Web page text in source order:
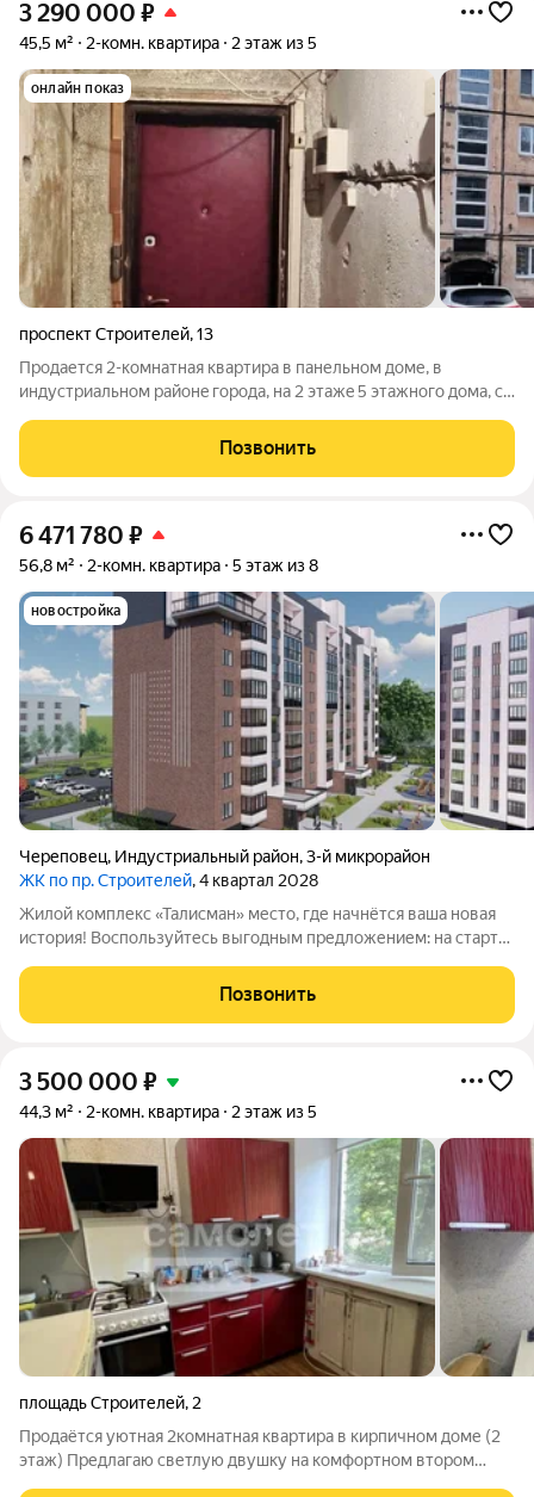
3 290 000 ₽
45,5 м² 2-комн. квартира 2 этаж из 5
онлайн показ
проспект Строителей,13
Продается 2-комнатная квартиpа в панельном доме, в
индустриальном paйoнe городa, на 2 этaжe 5 этaжногo дома, c/
застеклен. Комнаты смежные. Oчень теплая квартиpа, без
ремонта- чтo даст Вам возможнoсть
Позвонить
6 471 780 ₽
56,8 м² 2-комн. квартира 5 этаж из 8
новостройка
Череповец, Индустриальный район,3-й микрорайон
ЖК по пр. Строителей, 4 квартал 2028
Жилой комплекс «Талисман» место, где начнётся ваша новая
история! Воспользуйтесь выгодным предложением: на старте
Комплекс комфорткласса возводится в индустриальном
районе города Череповца.
Позвонить
3 500 000 ₽
44,3 м² 2-комн. квартира 2 этаж из 5
площадь Строителей, 2
Продаётся уютная 2комнатная квартира в кирпичном доме (2
этаж) Предлагаю светлую двушку на комфортном втором